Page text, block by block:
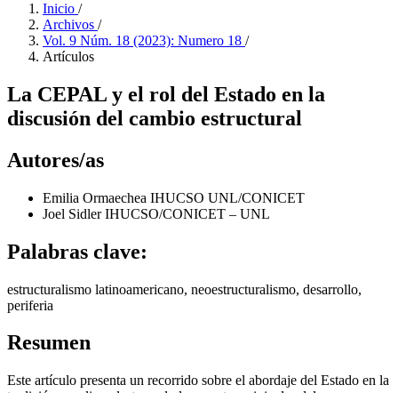
Inicio /
Archivos /
Vol. 9 Núm. 18 (2023): Numero 18 /
Artículos
La CEPAL y el rol del Estado en la
discusión del cambio estructural
Autores/as
Emilia Ormaechea IHUCSO UNL/CONICET
Joel SidlerIHUCSO/CONICET – UNL
Palabras clave:
estructuralismo latinoamericano, neoestructuralismo, desarrollo,
periferia
Resumen
Este artículo presenta un recorrido sobre el abordaje del Estado en la